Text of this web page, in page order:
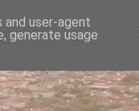
user-agent
generate usage